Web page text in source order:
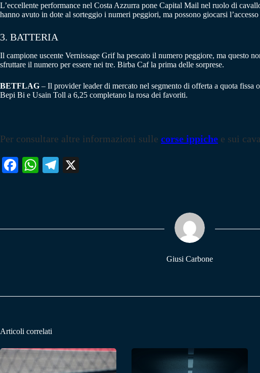
L’eccellente performance nel Costa Azzurra pone Capital Mail nel ruolo di
hanno avuto in dote al sorteggio i numeri peggiori, ma possono giocarsi
3. BATTERIA
Il campione uscente Vernissage Grif ha pescato il numero peggiore, ma
sfruttare il numero per essere nei tre. Birba Caf la prima delle sorprese.
BETFLAG – Il provider leader di mercato nel segmento di offerta a quota
Bepi Bi e Usain Toll a 6,25 completano la rosa dei favoriti.
Per consultare altre informazioni sulle corse ippiche e sui
Fa W
pp
Te
m
Giusi Carbone
Articoli correlati